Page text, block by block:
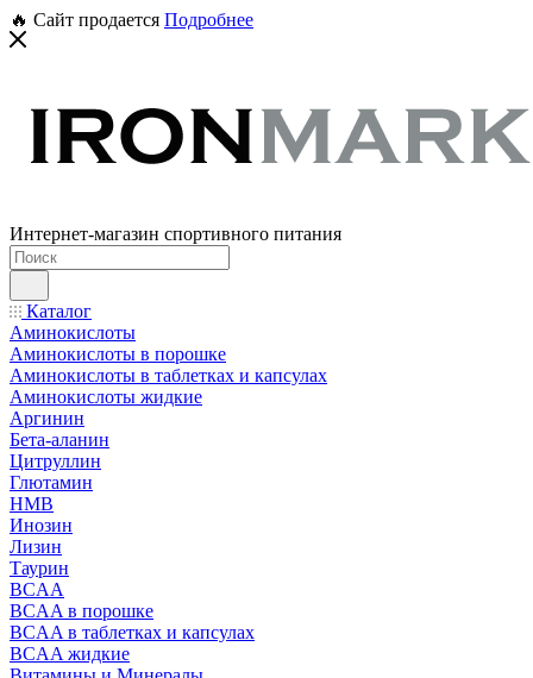
🔥 Сайт продается Подробнее
Интернет-магазин спортивного питания
Каталог
Аминокислоты
Аминокислоты в порошке
Аминокислоты в таблетках и капсулах
Аминокислоты жидкие
Аргинин
Бета-аланин
Цитруллин
Глютамин
HMB
Инозин
Лизин
Таурин
BCAA
BCAA в порошке
BCAA в таблетках и капсулах
BCAA жидкие